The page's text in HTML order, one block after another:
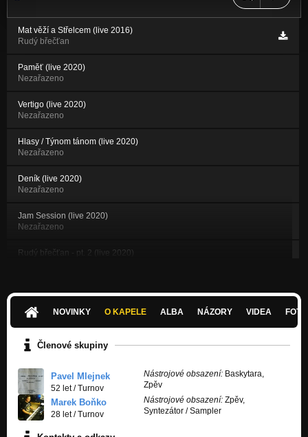
Mat věží a Střelcem (live 2016)
Rudý břečťan
Paměť (live 2020)
Nezařazeno
Vertigo (live 2020)
Nezařazeno
Hlasy / Týnom tánom (live 2020)
Nezařazeno
Deník (live 2020)
Nezařazeno
Jam Session (live 2020)
Nezařazeno
Rudý břečťan - pt. 2 (live 2020)
Mat veží a Střelcem (accoustic live 2017)
Nezařazeno
Nezařazeno
Okoralé srdce (accoustic live 2017)
Nezařazeno
NOVINKY O KAPELE ALBA NÁZORY VIDEA
Členové skupiny
Pavel Mlejnek
52 let/Turnov
Nástrojové obsazení: Baskytara,
Zpěv
Marek Boňko
28 let/Turnov
Nástrojové obsazení: Zpěv,
Syntezátor / Sampler